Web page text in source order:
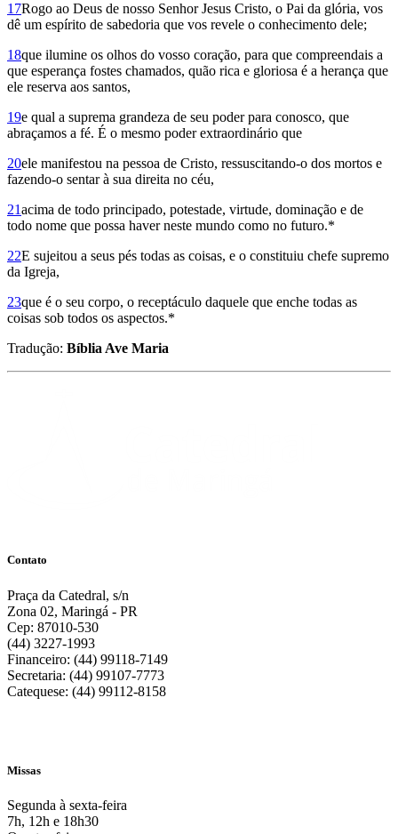
17Rogo ao Deus de nosso Senhor Jesus Cristo, o Pai da glória, vos
dê um espírito de sabedoria que vos revele o conhe­cimento dele;
18que ilumine os olhos do vosso coração, para que compreendais a
que esperança fostes chamados, quão rica e gloriosa é a herança que
ele reserva aos santos,
19e qual a suprema grandeza de seu poder para conosco, que
abraçamos a fé. É o mesmo poder extraordinário que
20ele manifestou na pessoa de Cristo, ressuscitando-o dos mortos e
fazendo-o sentar à sua direita no céu,
21acima de todo principado, potestade, virtude, dominação e de
todo nome que possa haver neste mundo como no futuro.*
22E sujeitou a seus pés todas as coisas, e o constituiu chefe supremo
da Igreja,
23que é o seu corpo, o receptáculo daquele que enche todas as
coisas sob todos os aspectos.*
Tradução: Bíblia Ave Maria
Contato
Praça da Catedral, s/n
Zona 02, Maringá - PR
Cep: 87010-530
(44) 3227-1993
Financeiro: (44) 99118-7149
Secretaria: (44) 99107-7773
Catequese: (44) 99112-8158
Missas
Segunda à sexta-feira
7h, 12h e 18h30